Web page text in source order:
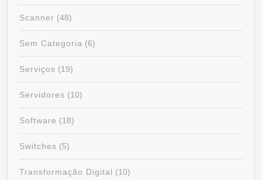
Scanner (48)
Sem Categoria (6)
Serviços (19)
Servidores (10)
Software (18)
Switches (5)
Transformação Digital (10)